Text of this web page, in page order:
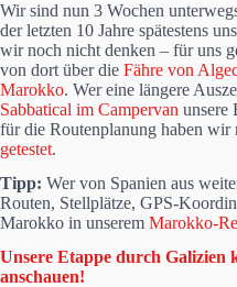
Wir sind nun 3 Wochen
der letzten 10 Jahre spätestens
wir noch nicht denken – für uns
von dort über die Fähre von
Marokko. Wer eine längere
Sabbatical im Campervan unsere
für die Routenplanung haben wir
getestet.
Tipp: Wer von Spanien aus
Routen, Stellplätze, GPS-
Marokko in unserem Marokko-
Unsere Etappe durch Galizien
anschauen!